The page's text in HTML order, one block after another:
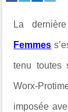
La
Femmes
tenu toutes
Worx-
imposée